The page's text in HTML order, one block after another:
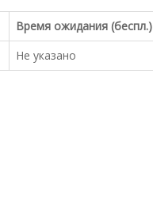
Время ожидания (беспл.)
Не указано